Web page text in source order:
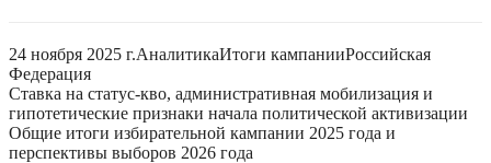
24 ноября 2025 г.АналитикаИтоги кампанииРоссийская
Федерация
Ставка на статус-кво, административная мобилизация и
гипотетические признаки начала политической активизации
Общие итоги избирательной кампании 2025 года и
перспективы выборов 2026 года